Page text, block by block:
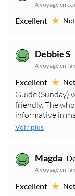
A voyagé en
Excellent
Debbie S
A voyagé en
Excellent
Guide (Sunday)
friendly. The
informative in
Voir plus
Magda
A voyagé en
Excellent